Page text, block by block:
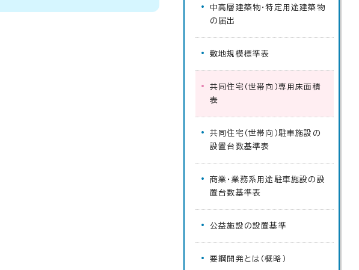
中高層建築物・特定用途建築物
の届出
敷地規模標準表
共同住宅（世帯向）専用床面積
表
共同住宅（世帯向）駐車施設の
設置台数基準表
商業・業務系用途駐車施設の設
置台数基準表
公益施設の設置基準
要綱開発とは（概略）